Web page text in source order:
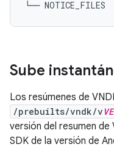
Sube
Los resúmenes de
/prebuilts/vndk/v
versión del resumen de
SDK de la versión de